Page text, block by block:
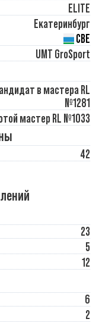
ELITE
Екатеринбург
СВЕ
UMT GroSport
в мастера RL
№1281
мастер RL №1033
42
23
5
12
6
2